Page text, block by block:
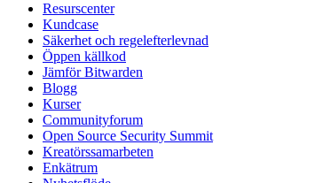
Resurscenter
Kundcase
Säkerhet och regelefterlevnad
Öppen källkod
Jämför Bitwarden
Blogg
Kurser
Communityforum
Open Source Security Summit
Kreatörssamarbeten
Enkätrum